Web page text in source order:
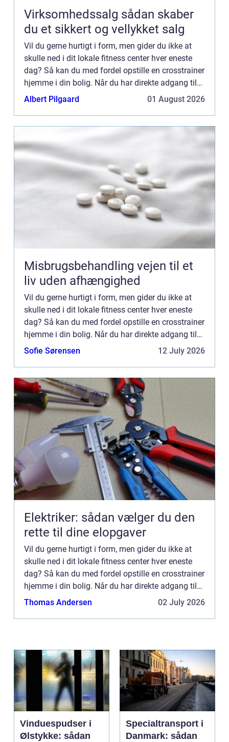
Virksomhedssalg sådan skaber
du et sikkert og vellykket salg
Vil du gerne hurtigt i form, men gider du ikke at
skulle ned i dit lokale fitness center hver eneste
dag? Så kan du med fordel opstille en crosstrainer
hjemme i din bolig. Når du har direkte adgang til
en crosstrainer har du ingen undskyl...
Albert Pilgaard 01 August 2026
Misbrugsbehandling vejen til et
liv uden afhængighed
Vil du gerne hurtigt i form, men gider du ikke at
skulle ned i dit lokale fitness center hver eneste
dag? Så kan du med fordel opstille en crosstrainer
hjemme i din bolig. Når du har direkte adgang til
en crosstrainer har du ingen undskyl...
Sofie Sørensen 12 July 2026
Elektriker: sådan vælger du den
rette til dine elopgaver
Vil du gerne hurtigt i form, men gider du ikke at
skulle ned i dit lokale fitness center hver eneste
dag? Så kan du med fordel opstille en crosstrainer
hjemme i din bolig. Når du har direkte adgang til
en crosstrainer har du ingen undskyl...
Thomas Andersen 02 July 2026
Vinduespudser i
Ølstykke: sådan
Specialtransport i
Danmark: sådan